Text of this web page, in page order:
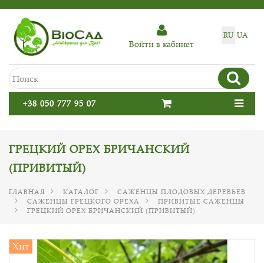
RU UA
Войти в кабинет
+38 050 777 95 07
ГРЕЦКИЙ ОРЕХ БРИЧАНСКИЙ
(ПРИВИТЫЙ)
ГЛАВНАЯ КАТАЛОГ
САЖЕНЦЫ ПЛОДОВЫХ ДЕРЕВЬЕВ
CАЖЕНЦЫ ГРЕЦКОГО ОРЕХА
ПРИВИТЫЕ САЖЕНЦЫ
ГРЕЦКИЙ ОРЕХ БРИЧАНСКИЙ (ПРИВИТЫЙ)
Хит